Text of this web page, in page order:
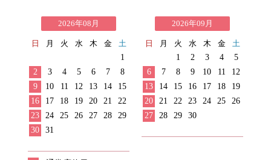
2026年08月
日 月 火 水 木 金
土
1
2
3 4 5 6 7
8
9
10 11 12 13 14
15
16
17 18 19 20 21
22
23
24 25 26 27 28
29
30
31
2026年09月
日 月 火 水 木 金
土
1
2 3 4
5
6
7 8 9 10 11
12
13
14 15 16 17 18
19
20
21 22 23 24 25
26
27
28 29 30